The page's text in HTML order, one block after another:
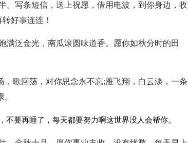
。写条短信，送上祝愿，借用电波，到你身边，收
好事连连！
满泛金光，南瓜滚圆味道香。愿你如秋分时的田
歌回荡，对你思念永不忘;雁飞翔，白云淡，一条
不要再睡了，每天都要努力啊这世界没人会帮你。